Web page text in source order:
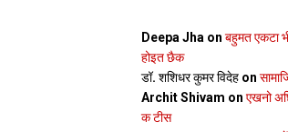
Deepa Jha on बहुमत एकटा
होइत छैक
डॉ. शशिधर कुमर विदेह on
Archit Shivam on एखनो
क टीस